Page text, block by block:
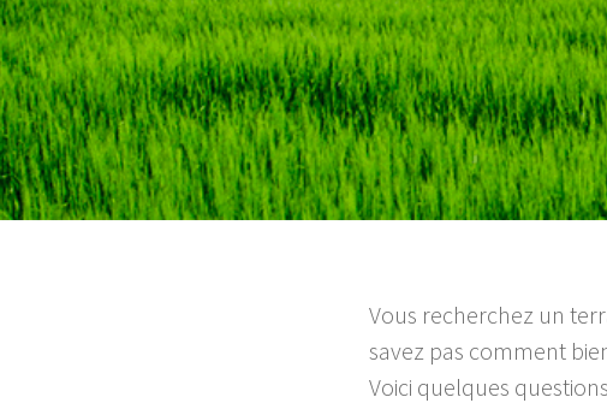
Vous recherchez un
savez pas comment
Voici quelques